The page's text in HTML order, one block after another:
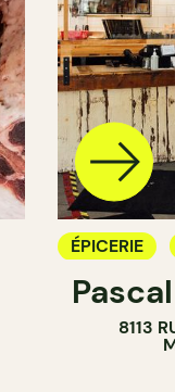
ÉPICERIE
COMPTOIR
BOUCHER
8113